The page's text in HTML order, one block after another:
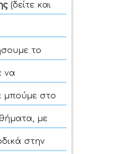
(δείτε και
το
να
μπούμε στο
με
στην